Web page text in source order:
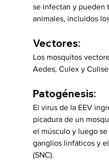
se infectan y pueden
animales, incluidos
Vectores:
Los mosquitos
Aedes, Culex y
Patogénesis:
El virus de la EEV
picadura de un
el músculo y luego
ganglios linfáticos y
(SNC).